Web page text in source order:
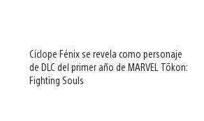
download
Cíclope Fénix se revela como personaje
de DLC del primer año de MARVEL Tōkon:
Fighting Souls